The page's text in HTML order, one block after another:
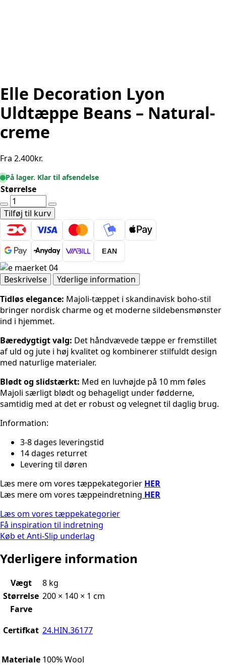
Elle Decoration Lyon
Uldtæppe Beans – Natural-
creme
Fra 2.400kr.
På lager. Klar til afsendelse
Størrelse
Elle
Decoration
Lyon
Uldtæppe
Beans
Natural-
creme
antal
Tilføj til kurv
EAN
Beskrivelse
Yderlige information
Tidløs elegance: Majoli-tæppet i skandinavisk boho-stil
bringer nordisk charme og et moderne sildebensmønster
ind i hjemmet.
Bæredygtigt valg: Det håndvævede tæppe er fremstillet
af uld og jute i høj kvalitet og kombinerer stilfuldt design
med naturlige materialer.
Blødt og slidstærkt: Med en luvhøjde på 10 mm føles
Majoli særligt blødt og behageligt under fødderne,
samtidig med at det er robust og velegnet til daglig brug.
Information:
3-8 dages leveringstid
14 dages returret
Levering til døren
Læs mere om vores tæppekategorier HER
Læs mere om vores tæppeindretning HER
Læs om vores tæppekategorier
Få inspiration til indretning
Køb et Anti-Slip underlag
Yderligere information
Vægt
8 kg
Størrelse 200 × 140 × 1 cm
Farve
Certifkat 24.HIN.36177
Materiale 100% Wool